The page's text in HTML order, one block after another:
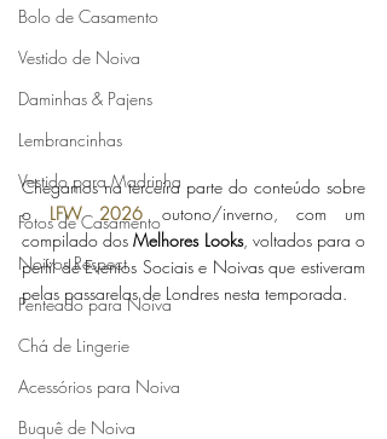
Bolo de Casamento
Vestido de Noiva
Daminhas & Pajens
Lembrancinhas
Vestido para Madrinha
Fotos de Casamento
Noivos Respect
Penteado para Noiva
Chá de Lingerie
Acessórios para Noiva
Buquê de Noiva
Chegamos na terceira parte do conteúdo sobre
o LFW 2026 outono/inverno, com um
compilado dos Melhores Looks, voltados para o
perfil de Eventos Sociais e Noivas que estiveram
pelas passarelas de Londres nesta temporada.